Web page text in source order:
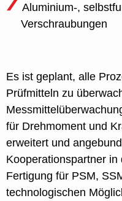
Aluminium-,
Verschraubungen
Es ist geplant, alle
Prüfmitteln zu
für Drehmoment und
erweitert und
Kooperationspartner
Fertigung für PSM,
technologischen